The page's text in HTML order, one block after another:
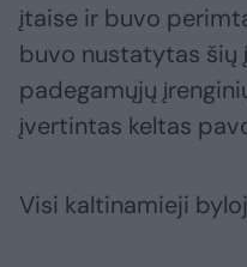
įtaise ir buvo
buvo nustatytas šių
padegamųjų
įvertintas keltas
Visi kaltinamieji